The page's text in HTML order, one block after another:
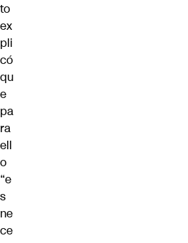
to
ex
pli
có
qu
e
pa
ra
ell
o
“e
s
ne
ce